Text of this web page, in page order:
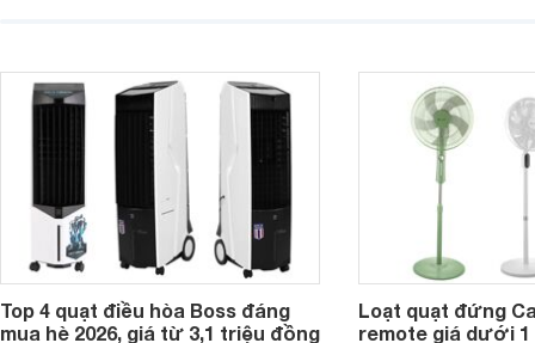
Top 4 quạt điều hòa Boss đáng
mua hè 2026, giá từ 3,1 triệu đồng
Loạt quạt đứng
remote giá dưới